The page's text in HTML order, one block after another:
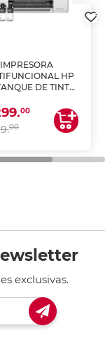
IMPRESORA
HP
DE TINTA
ESCANEA)
00
00
exclusivas.